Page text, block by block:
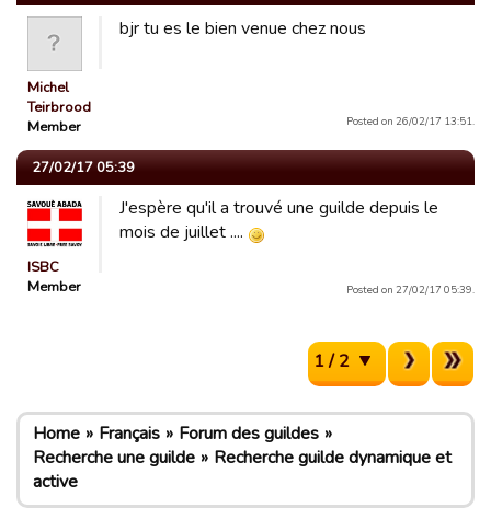
Michel
Teirbrood
Member
bjr tu es le bien venue chez nous
Posted on 26/02/17 13:51.
27/02/17 05:39
ISBC
Member
J'espère qu'il a trouvé une guilde depuis le
mois de juillet ....
Posted on 27/02/17 05:39.
1 / 2
Home Français
Forum des guildes
Recherche une guilde
Recherche guilde dynamique et
active